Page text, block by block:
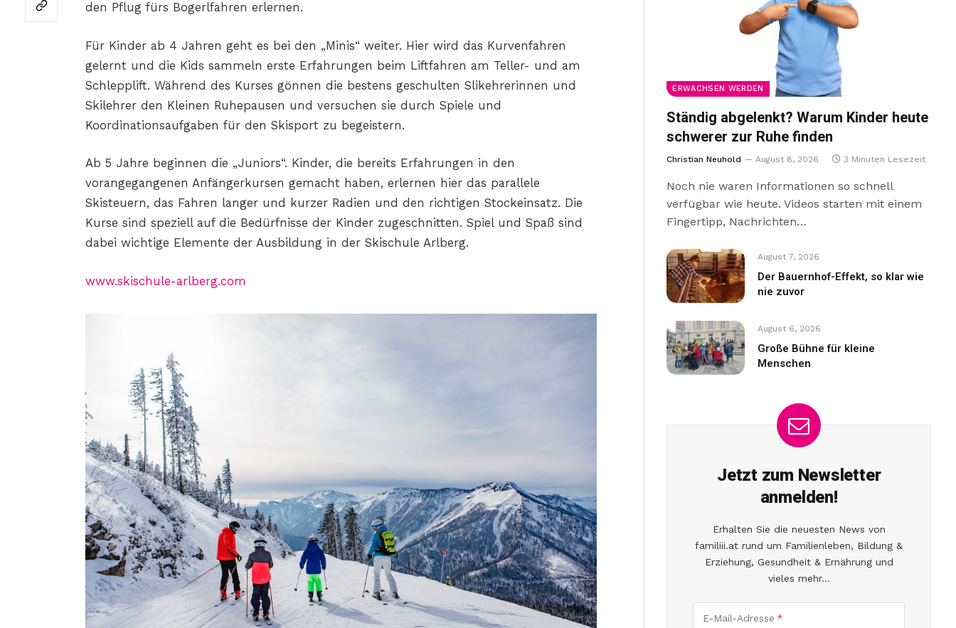
den Pflug fürs Bogerlfahren erlernen.
Für Kinder ab 4 Jahren geht es bei den „Minis“ weiter. Hier wird das Kurvenfahren
gelernt und die Kids sammeln erste Erfahrungen beim Liftfahren am Teller- und am
Schlepplift. Während des Kurses gönnen die bestens geschulten Slikehrerinnen und
Skilehrer den Kleinen Ruhepausen und versuchen sie durch Spiele und
Koordinationsaufgaben für den Skisport zu begeistern.
Ab 5 Jahre beginnen die „Juniors“. Kinder, die bereits Erfahrungen in den
vorangegangenen Anfängerkursen gemacht haben, erlernen hier das parallele
Skisteuern, das Fahren langer und kurzer Radien und den richtigen Stockeinsatz. Die
Kurse sind speziell auf die Bedürfnisse der Kinder zugeschnitten. Spiel und Spaß sind
dabei wichtige Elemente der Ausbildung in der Skischule Arlberg.
www.skischule-arlberg.com
ERWACHSEN WERDEN
Ständig abgelenkt? Warum Kinder heute
schwerer zur Ruhe finden
Christian Neuhold August 8, 2026 3 Minuten Lesezeit
Noch nie waren Informationen so schnell
verfügbar wie heute. Videos starten mit einem
Fingertipp, Nachrichten…
August 7, 2026
Der Bauernhof-Effekt, so klar wie
nie zuvor
August 6, 2026
Große Bühne für kleine
Menschen
Jetzt zum Newsletter
anmelden!
Erhalten Sie die neuesten News von
familiii.at rund um Familienleben, Bildung &
Erziehung, Gesundheit & Ernährung und
vieles mehr...
E-Mail-Adresse